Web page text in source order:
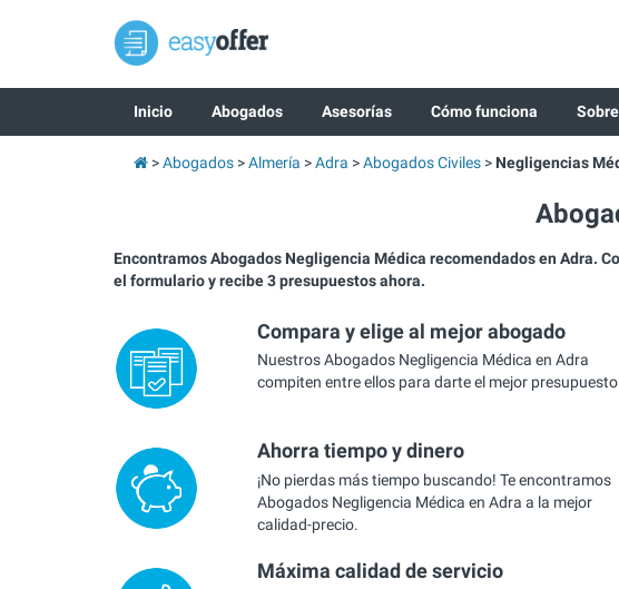
Inicio Abogados Asesorías Cómo funciona
Abogados Almería Adra Abogados Civiles Negligencias
Encontramos Abogados Negligencia Médica recomendados en Adra.
el formulario y recibe 3 presupuestos ahora.
Compara y elige al mejor abogado
Nuestros Abogados Negligencia Médica en Adra
compiten entre ellos para darte el mejor presupuesto.
Ahorra tiempo y dinero
¡No pierdas más tiempo buscando! Te encontramos
Abogados Negligencia Médica en Adra a la mejor
calidad-precio.
Máxima calidad de servicio